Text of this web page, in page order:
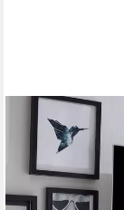
FINEBUY
Lowboard
Dekor Design mit
zwei Türen), TV-
Fernsehtisch